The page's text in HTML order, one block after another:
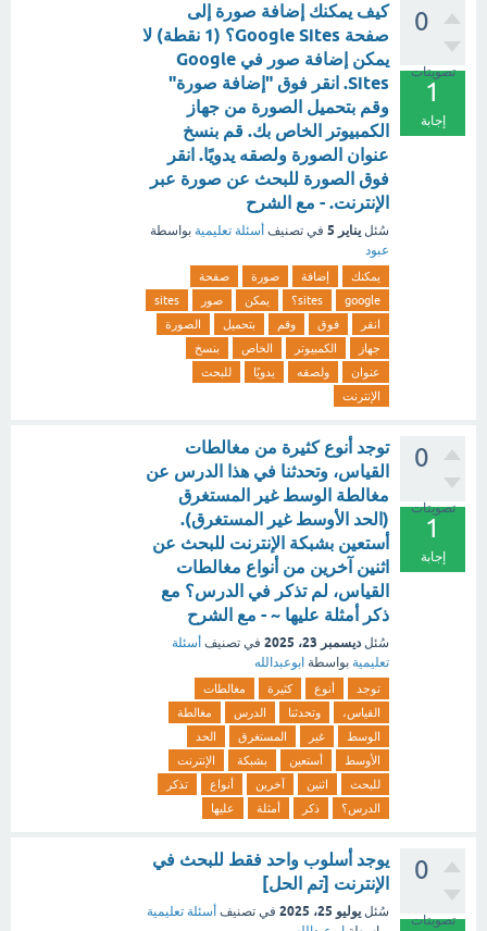
0
تصويتات
1
إجابة
كيف يمكنك إضافة صورة إلى
صفحة Google Sites؟ (1 نقطة) لا
يمكن إضافة صور في Google
Sites. انقر فوق "إضافة صورة"
وقم بتحميل الصورة من جهاز
الكمبيوتر الخاص بك. قم بنسخ
عنوان الصورة ولصقه يدويًا. انقر
فوق الصورة للبحث عن صورة عبر
الإنترنت. - مع الشرح
سُئل يناير 5 في تصنيف أسئلة تعليمية بواسطة
عبود
يمكنك إضافة صورة
صفحة
google
sites؟ يمكن صور
sites
انقر
فوق وقم بتحميل
الصورة
جهاز
الكمبيوتر الخاص
بنسخ
عنوان
ولصقه يدويًا
للبحث
الإنترنت
0
تصويتات
1
إجابة
توجد أنوع كثيرة من مغالطات
القياس، وتحدثنا في هذا الدرس عن
مغالطة الوسط غير المستغرق
(الحد الأوسط غير المستغرق).
أستعين بشبكة الإنترنت للبحث عن
اثنين آخرين من أنواع مغالطات
القياس، لم تذكر في الدرس؟ مع
ذكر أمثلة عليها ~ - مع الشرح
سُئل ديسمبر 23، 2025 في تصنيف أسئلة
تعليمية بواسطة ابوعبدالله
توجد أنوع كثيرة
مغالطات
القياس،
وتحدثنا الدرس
مغالطة
الوسط
غير المستغرق
الحد
الأوسط
أستعين بشبكة
الإنترنت
للبحث
اثنين آخرين أنواع
تذكر
الدرس؟
ذكر أمثلة عليها
0
تصويتات
يوجد أسلوب واحد فقط للبحث في
الإنترنت [تم الحل]
سُئل يوليو 25، 2025 في تصنيف أسئلة تعليمية